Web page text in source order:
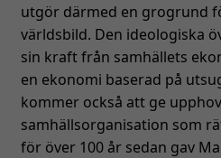
utgör därmed en grogrund
världsbild. Den ideologiska
sin kraft från samhällets
en ekonomi baserad på
kommer också att ge
samhällsorganisation som
för över 100 år sedan gav